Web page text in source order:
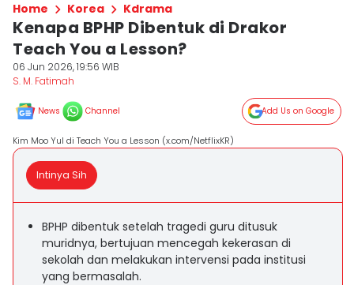
Home Korea Kdrama
Kenapa BPHP Dibentuk di Drakor
Teach You a Lesson?
06 Jun 2026, 19:56 WIB
S. M. Fatimah
News Channel Add Us on Google
Kim Moo Yul di Teach You a Lesson (x.com/NetflixKR)
Intinya Sih
BPHP dibentuk setelah tragedi guru ditusuk
muridnya, bertujuan mencegah kekerasan di
sekolah dan melakukan intervensi pada institusi
yang bermasalah.